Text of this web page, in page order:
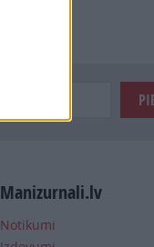
Manizurnali.lv
Notikumi